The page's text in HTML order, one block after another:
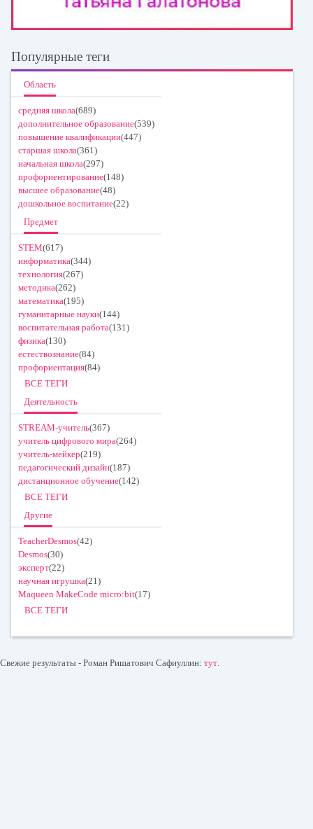
Популярные теги
Область
средняя школа(689)
дополнительное образование(539)
повышение квалификации(447)
старшая школа(361)
начальная школа(297)
профориентирование(148)
высшее образование(48)
дошкольное воспитание(22)
Предмет
STEM(617)
информатика(344)
технология(267)
методика(262)
математика(195)
гуманитарные науки(144)
воспитательная работа(131)
физика(130)
естествознание(84)
профориентация(84)
ВСЕ ТЕГИ
Деятельность
STREAM-учитель(367)
учитель цифрового мира(264)
учитель-мейкер(219)
педагогический дизайн(187)
дистанционное обучение(142)
ВСЕ ТЕГИ
Другие
TeacherDesmos(42)
Desmos(30)
эксперт(22)
научная игрушка(21)
Maqueen MakeCode micro:bit(17)
ВСЕ ТЕГИ
Свежие результаты - Роман Ришатович Сафиуллин: тут.